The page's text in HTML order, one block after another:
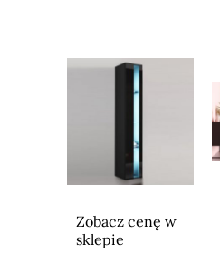
Zobacz cenę w
sklepie